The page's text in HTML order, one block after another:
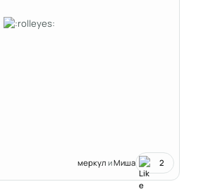
меркул иМиша 2